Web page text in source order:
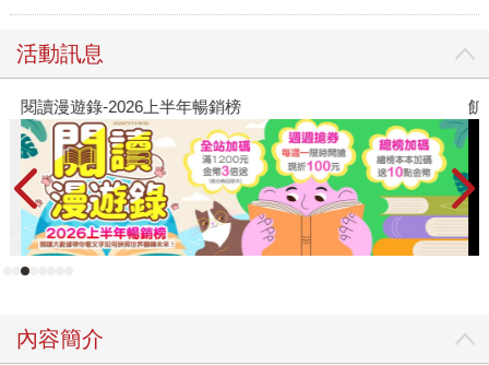
活動訊息
閱讀漫遊錄-2026上半年暢銷榜 飢
內容簡介